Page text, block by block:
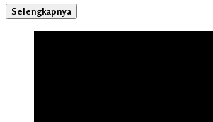
Selengkapnya